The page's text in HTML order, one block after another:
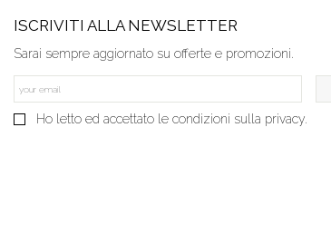
ISCRIVITI ALLA NEWSLETTER
Sarai sempre aggiornato su offerte e promozioni.
Ho letto ed accettato le condizioni sulla privacy.